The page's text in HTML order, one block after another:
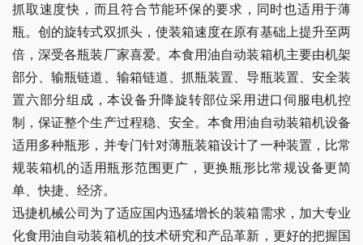
抓取速度快，而且符合节能环保的要求，同时也适用于薄
瓶。创的旋转式双抓头，使装箱速度在原有基础上提升至两
倍，深受各瓶装厂家喜爱。本食用油自动装箱机主要由机架
部分、输瓶链道、输箱链道、抓瓶装置、导瓶装置、安全装
置六部分组成，本设备升降旋转部位采用进口伺服电机控
制，保证整个生产过程稳、安全。本食用油自动装箱机设备
适用多种瓶形，并专门针对薄瓶装箱设计了一种装置，比常
规装箱机的适用瓶形范围更广，更换瓶形比常规设备更简
单、快捷、经济。
迅捷机械公司为了适应国内迅猛增长的装箱需求，加大专业
化食用油自动装箱机的技术研究和产品革新，更好的把握国